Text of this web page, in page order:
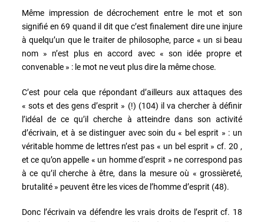
Même impression de décrochement entre le mot et son
signifié en 69 quand il dit que c’est finalement dire une injure
à quelqu’un que le traiter de philosophe, parce « un si beau
nom » n’est plus en accord avec « son idée propre et
convenable » : le mot ne veut plus dire la même chose.
C’est pour cela que répondant d’ailleurs aux attaques des
« sots et des gens d’esprit » (!) (104) il va chercher à définir
l’idéal de ce qu’il cherche à atteindre dans son activité
d’écrivain, et à se distinguer avec soin du « bel esprit » : un
véritable homme de lettres n’est pas « un bel esprit » cf. 20 ,
et ce qu’on appelle « un homme d’esprit » ne correspond pas
à ce qu’il cherche à être, dans la mesure où « grossièreté,
brutalité » peuvent être les vices de l’homme d’esprit (48).
Donc l’écrivain va défendre les vrais droits de l’esprit cf. 18